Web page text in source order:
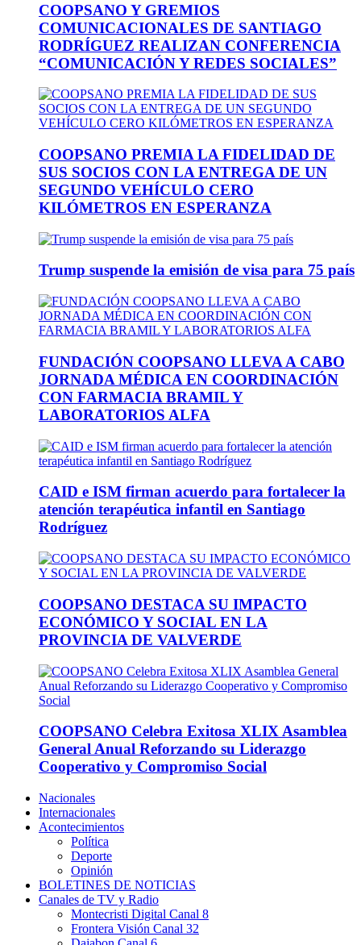
COOPSANO Y GREMIOS
COMUNICACIONALES DE SANTIAGO
RODRÍGUEZ REALIZAN CONFERENCIA
“COMUNICACIÓN Y REDES SOCIALES”
COOPSANO PREMIA LA FIDELIDAD DE
SUS SOCIOS CON LA ENTREGA DE UN
SEGUNDO VEHÍCULO CERO
KILÓMETROS EN ESPERANZA
Trump suspende la emisión de visa para 75 país
FUNDACIÓN COOPSANO LLEVA A CABO
JORNADA MÉDICA EN COORDINACIÓN
CON FARMACIA BRAMIL Y
LABORATORIOS ALFA
CAID e ISM firman acuerdo para fortalecer la
atención terapéutica infantil en Santiago
Rodríguez
COOPSANO DESTACA SU IMPACTO
ECONÓMICO Y SOCIAL EN LA
PROVINCIA DE VALVERDE
COOPSANO Celebra Exitosa XLIX Asamblea
General Anual Reforzando su Liderazgo
Cooperativo y Compromiso Social
Nacionales
Internacionales
Acontecimientos
Política
Deporte
Opinión
BOLETINES DE NOTICIAS
Canales de TV y Radio
Montecristi Digital Canal 8
Frontera Visión Canal 32